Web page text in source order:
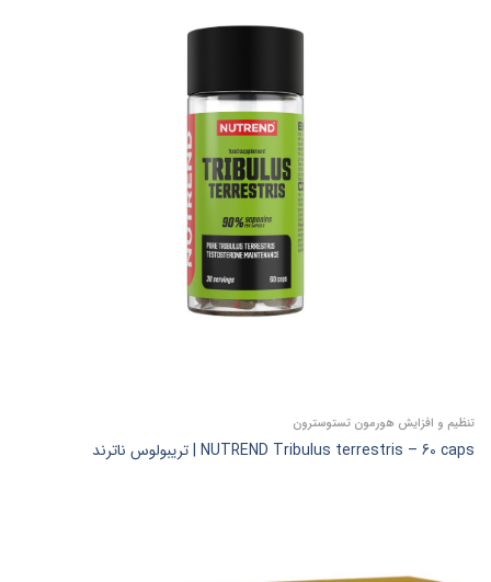
تنظیم و افزایش هورمون تستوسترون
NUTREND Tribulus terrestris – 60 caps | تریبولوس ناترند